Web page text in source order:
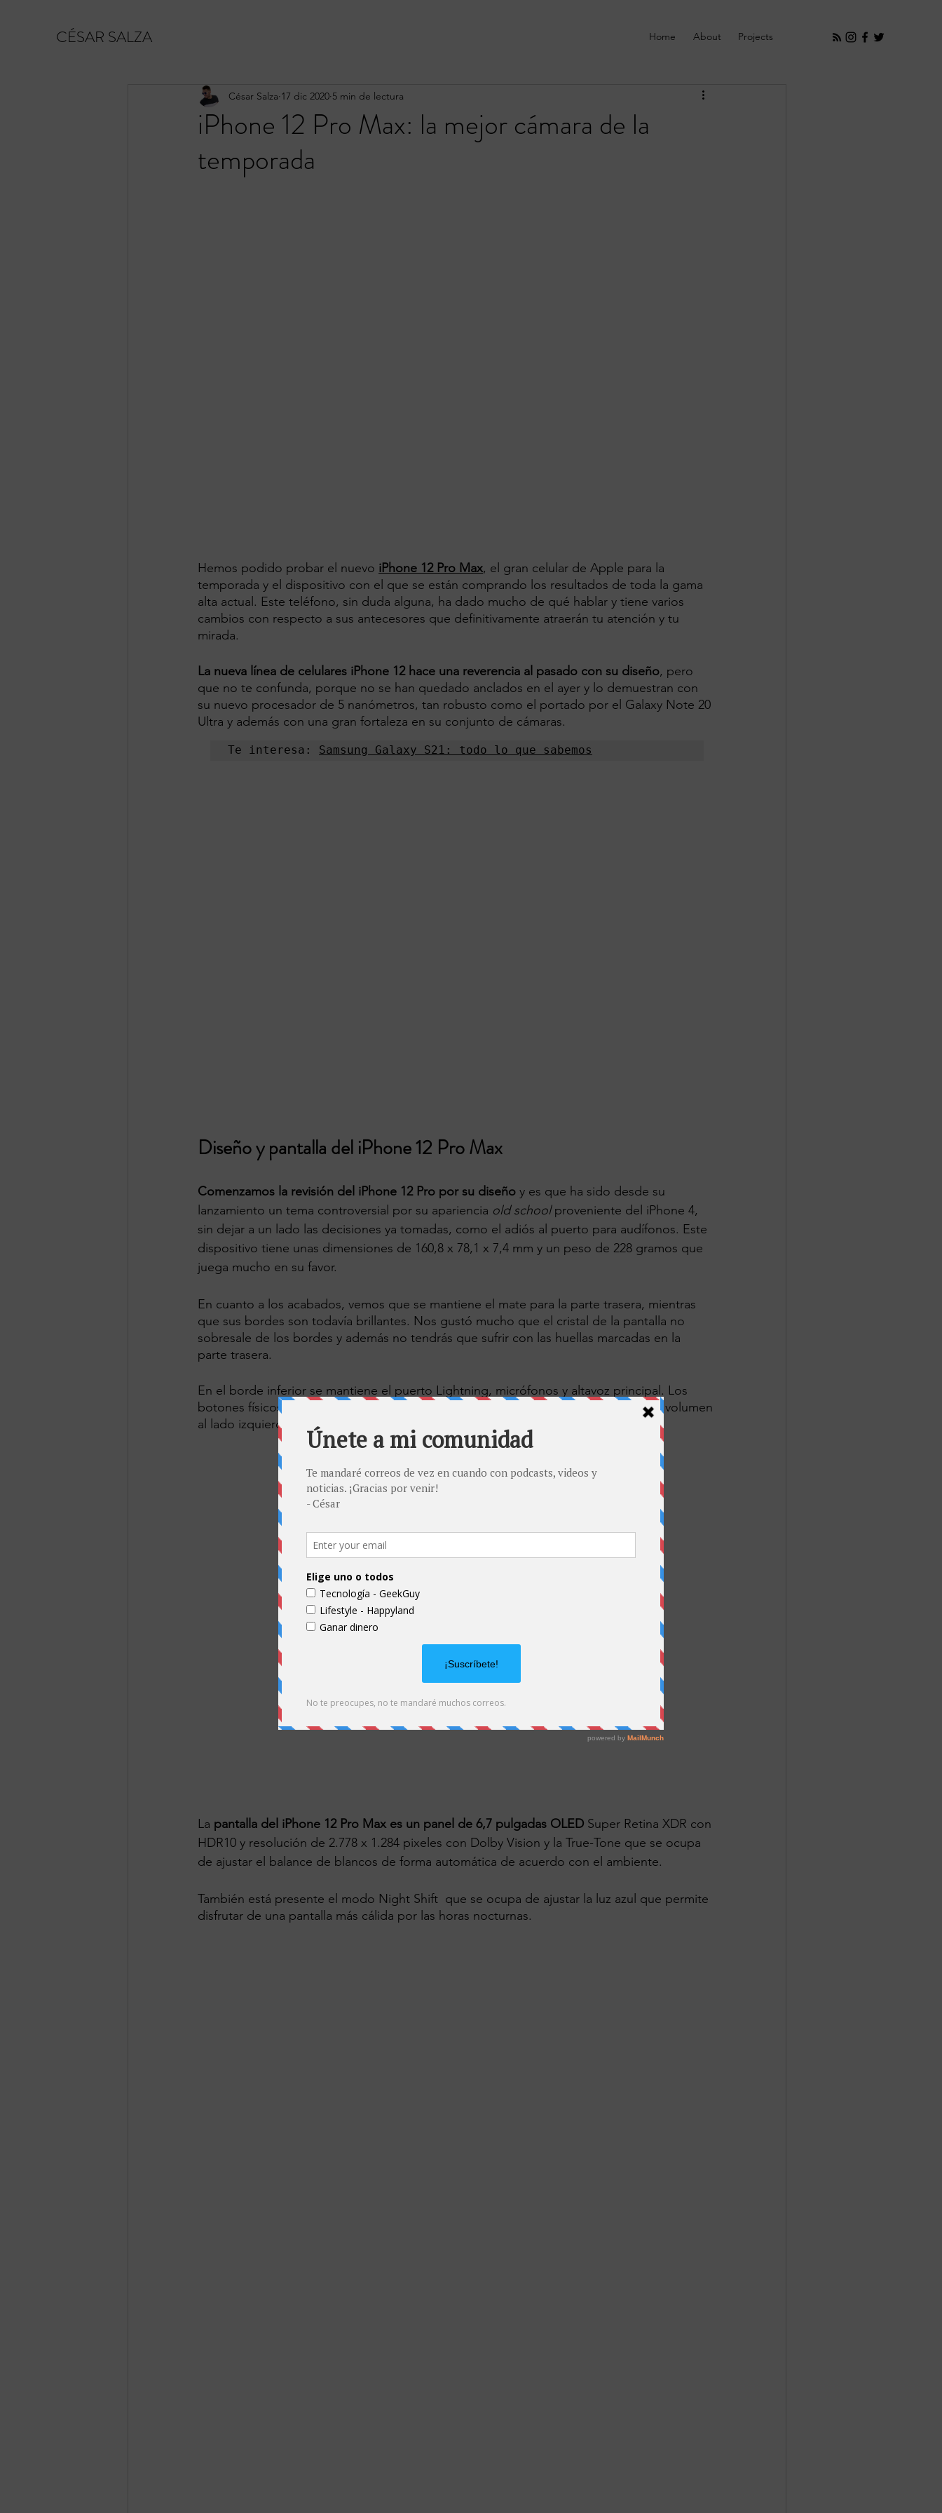
CÉSAR SALZA Home About Projects
iPhone 12 Pro Max: la mejor cámara de la
temporada
César Salza 17 dic 2020 5 min de lectura
Hemos podido probar el nuevo iPhone 12 Pro Max, el gran celular de Apple para la
temporada y el dispositivo con el que se están comprando los resultados de toda la gama
alta actual. Este teléfono, sin duda alguna, ha dado mucho de qué hablar y tiene varios
cambios con respecto a sus antecesores que definitivamente atraerán tu atención y tu
mirada.
La nueva línea de celulares iPhone 12 hace una reverencia al pasado con su diseño, pero
que no te confunda, porque no se han quedado anclados en el ayer y lo demuestran con
su nuevo procesador de 5 nanómetros, tan robusto como el portado por el Galaxy Note 20
Ultra y además con una gran fortaleza en su conjunto de cámaras.
Te interesa: Samsung Galaxy S21: todo lo que sabemos
Diseño y pantalla del iPhone 12 Pro Max
Comenzamos la revisión del iPhone 12 Pro por su diseño y es que ha sido desde su
lanzamiento un tema controversial por su apariencia old school proveniente del iPhone 4,
sin dejar a un lado las decisiones ya tomadas, como el adiós al puerto para audífonos. Este
dispositivo tiene unas dimensiones de 160,8 x 78,1 x 7,4 mm y un peso de 228 gramos que
juega mucho en su favor.
En cuanto a los acabados, vemos que se mantiene el mate para la parte trasera, mientras
que sus bordes son todavía brillantes. Nos gustó mucho que el cristal de la pantalla no
sobresale de los bordes y además no tendrás que sufrir con las huellas marcadas en la
parte trasera.
En el borde inferior se mantiene el puerto Lightning, micrófonos y altavoz principal. Los
botones físicos de encendido y bloqueo en el borde derecho, mientras que los de volumen
al lado izquierdo.
La pantalla del iPhone 12 Pro Max es un panel de 6,7 pulgadas OLED Super Retina XDR con
HDR10 y resolución de 2.778 x 1.284 pixeles con Dolby Vision y la True-Tone que se ocupa
de ajustar el balance de blancos de forma automática de acuerdo con el ambiente.
También está presente el modo Night Shift  que se ocupa de ajustar la luz azul que permite
disfrutar de una pantalla más cálida por las horas nocturnas.